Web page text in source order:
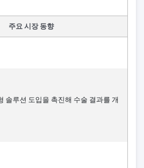
주요 시장 동향
솔루션 도입을 촉진해 수술 결과를 개